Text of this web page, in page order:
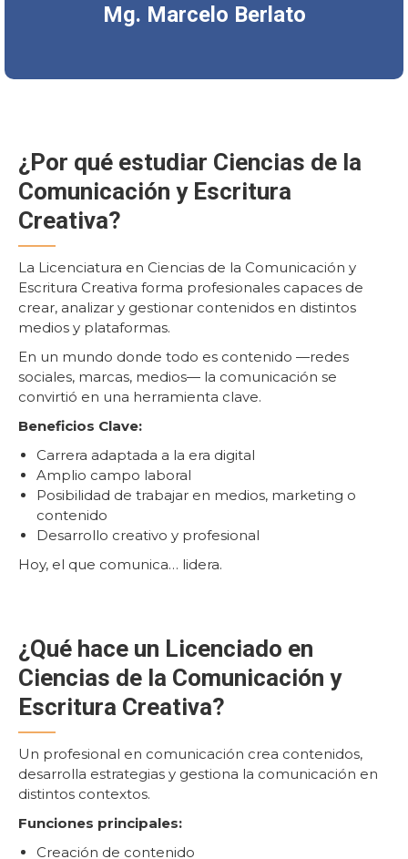
Mg. Marcelo Berlato
¿Por qué estudiar Ciencias de la
Comunicación y Escritura
Creativa?
La Licenciatura en Ciencias de la Comunicación y
Escritura Creativa forma profesionales capaces de
crear, analizar y gestionar contenidos en distintos
medios y plataformas.
En un mundo donde todo es contenido —redes
sociales, marcas, medios— la comunicación se
convirtió en una herramienta clave.
Beneficios Clave:
Carrera adaptada a la era digital
Amplio campo laboral
Posibilidad de trabajar en medios, marketing o
contenido
Desarrollo creativo y profesional
Hoy, el que comunica… lidera.
¿Qué hace un Licenciado en
Ciencias de la Comunicación y
Escritura Creativa?
Un profesional en comunicación crea contenidos,
desarrolla estrategias y gestiona la comunicación en
distintos contextos.
Funciones principales:
Creación de contenido